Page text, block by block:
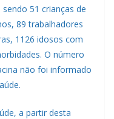
51 crianças de
89 trabalhadores
1126 idosos com
O número
não foi informado
a partir desta